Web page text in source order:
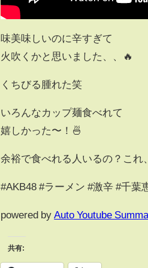
味美味しいのに辛すぎて
火吹くかと思いました、、🔥
くちびる腫れた笑
いろんなカップ麺食べれて
嬉しかった〜！🍜
余裕で食べれる人いるの？これ
#AKB48 #ラーメン #激辛 #千葉
powered by Auto Youtube
共有: